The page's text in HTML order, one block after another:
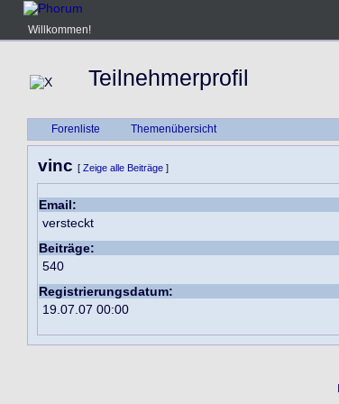
Willkommen!
Teilnehmerprofil
Forenliste Themenübersicht
vinc [ Zeige alle Beiträge ]
Email:
versteckt
Beiträge:
540
Registrierungsdatum:
19.07.07 00:00